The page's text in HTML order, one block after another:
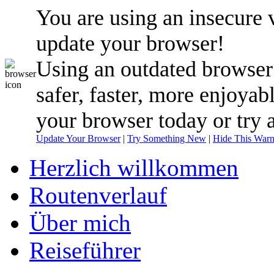
You are using an
update your browser!
Using an outdated
safer, faster, more
your browser today or try
Update Your Browser| Try Something New | Hide This
Herzlich willkommen
Routenverlauf
Über mich
Reiseführer